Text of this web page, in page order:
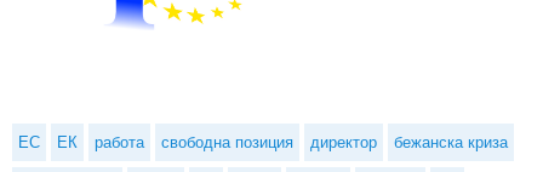
ЕС ЕК работа свободна позиция директор бежанска криза